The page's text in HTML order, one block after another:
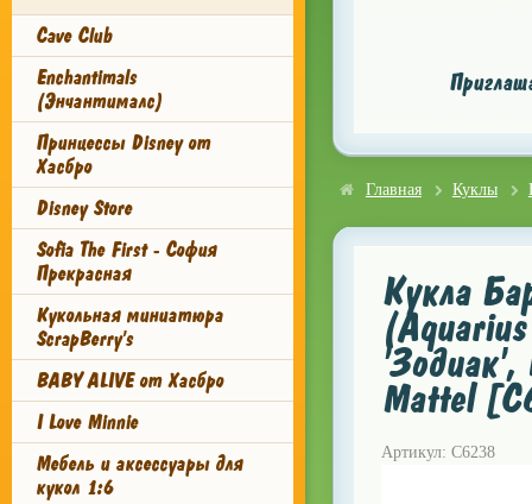
Cave Club
Enchantimals
(Энчантималс)
Принцессы Disney от
Хасбро
Disney Store
Sofia The First - София
Прекрасная
Кукольная миниатюра
ScrapBerry's
BABY ALIVE от Хасбро
I Love Minnie
Мебель и аксессуары для
кукол 1:6
Главная Куклы
Кукла
'Зодиак',
Mattel
Артикул: C6238